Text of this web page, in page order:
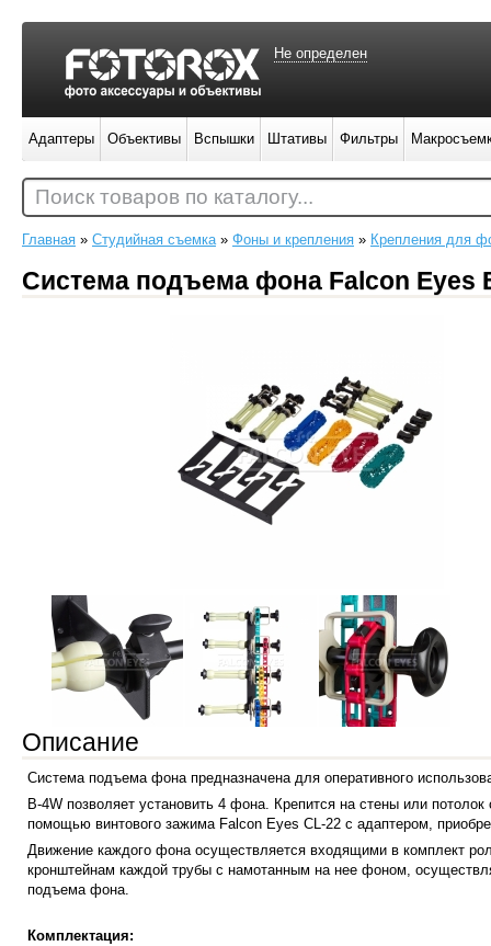
Главная » Студийная съемка» Фоны и крепления » Крепления для
Система подъема фона Falcon Eyes
Описание
Система подъема фона предназначена для оперативного
B-4W позволяет установить 4 фона. Крепится на стены или
помощью винтового зажима Falcon Eyes CL-22 с адаптером,
Движение каждого фона осуществляется входящими в комплект
кронштейнам каждой трубы с намотанным на нее фоном,
подъема фона.
Комплектация:
Не определен
Адаптеры Объективы Вспышки Штативы Фильтры
Поиск товаров по каталогу...